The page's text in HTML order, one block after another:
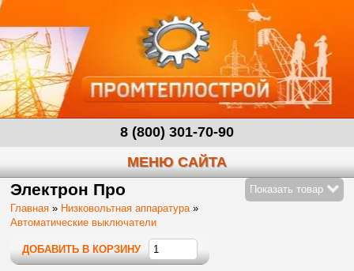
8 (800) 301-70-90
МЕНЮ САЙТА
Электрон Про
Показать товар
Главная » Низковольтная аппаратура »
Автоматические выключатели
ДОБАВИТЬ В КОРЗИНУ